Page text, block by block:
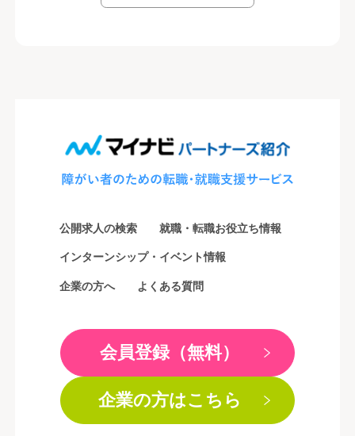
公開求人の検索 就職・転職お役立ち情報
インターンシップ・イベント情報
企業の方へ よくある質問
会員登録（無料）
企業の方はこちら